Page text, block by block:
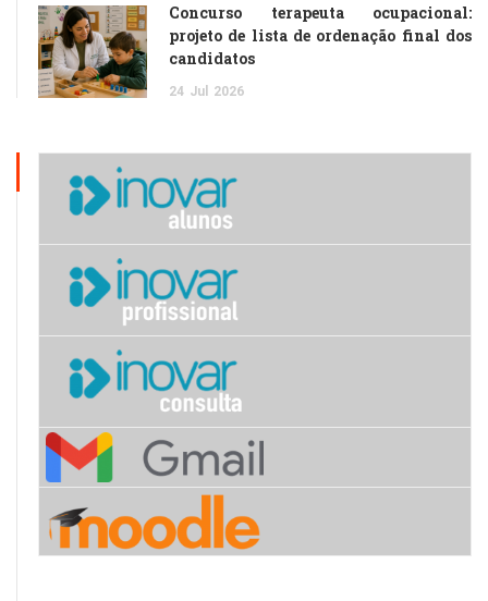
Concurso terapeuta ocupacional:
projeto de lista de ordenação final dos
candidatos
24 Jul 2026